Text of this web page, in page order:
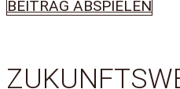
BEITRAG ABSPIELEN